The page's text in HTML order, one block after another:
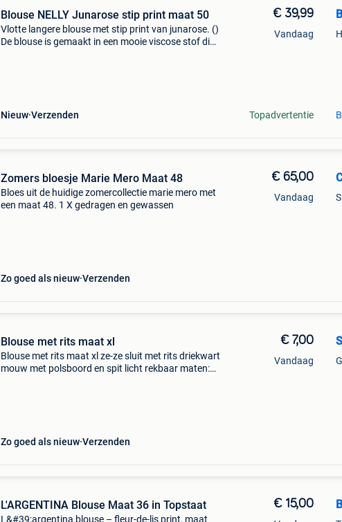
Blouse NELLY Junarose stip print maat 50
Vlotte langere blouse met stip print van junarose. ()
De blouse is gemaakt in een mooie viscose stof die
Nieuw Verzenden
€ 39,99
Vandaag
Topadvertentie
Zomers bloesje Marie Mero Maat 48
Bloes uit de huidige zomercollectie marie mero met
een maat 48. 1 X gedragen en gewassen
Zo goed als nieuw Verzenden
€ 65,00
Vandaag
Blouse met rits maat xl
Blouse met rits maat xl ze-ze sluit met rits driekwart
mouw met polsboord en spit licht rekbaar maten:
Zo goed als nieuw Verzenden
€ 7,00
Vandaag
L'ARGENTINA Blouse Maat 36 in Topstaat
L&#39;argentina blouse – fleur-de-lis print, maat
€ 15,00